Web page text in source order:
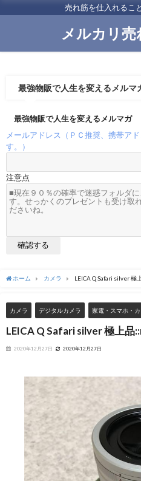
売れ筋を仕入れるこ
メルカリ売
最強物販で人生を変えるメルマ
最強物販で人生を変えるメルマガ
メールアドレス（ＰＣ推奨、携帯ア
す。）
注意点
ホーム カメラ LEICA Q Safari silver
カメラ デジタルカメラ 家電・スマホ・カ
LEICA Q Safari silver 極上
2020年12月27日 2020年12月27日